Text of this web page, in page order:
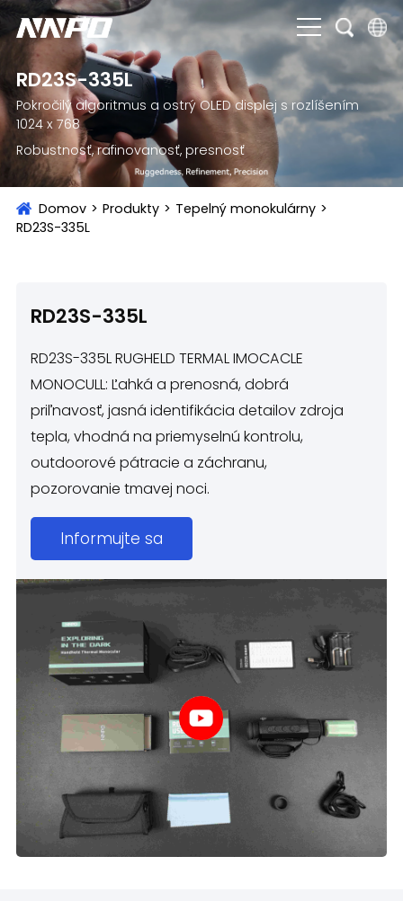
English
čeština
Deutsch
Français
Italiano
slovenský
RD23S-335L
Pokročilý algoritmus a ostrý OLED displej s rozlíšením
1024 x 768
Robustnosť, rafinovanosť, presnosť
Domov > Produkty > Tepelný monokulárny >
RD23S-335L
RD23S-335L
RD23S-335L RUGHELD TERMAL IMOCACLE
MONOCULL: Ľahká a prenosná, dobrá
priľnavosť, jasná identifikácia detailov zdroja
tepla, vhodná na priemyselnú kontrolu,
outdoorové pátracie a záchranu,
pozorovanie tmavej noci.
Informujte sa